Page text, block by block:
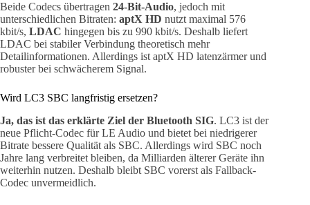
Beide Codecs übertragen 24-Bit-Audio, jedoch mit
unterschiedlichen Bitraten: aptX HD nutzt maximal 576
kbit/s, LDAC hingegen bis zu 990 kbit/s. Deshalb liefert
LDAC bei stabiler Verbindung theoretisch mehr
Detailinformationen. Allerdings ist aptX HD latenzärmer und
robuster bei schwächerem Signal.
Wird LC3 SBC langfristig ersetzen?
Ja, das ist das erklärte Ziel der Bluetooth SIG. LC3 ist der
neue Pflicht-Codec für LE Audio und bietet bei niedrigerer
Bitrate bessere Qualität als SBC. Allerdings wird SBC noch
Jahre lang verbreitet bleiben, da Milliarden älterer Geräte ihn
weiterhin nutzen. Deshalb bleibt SBC vorerst als Fallback-
Codec unvermeidlich.